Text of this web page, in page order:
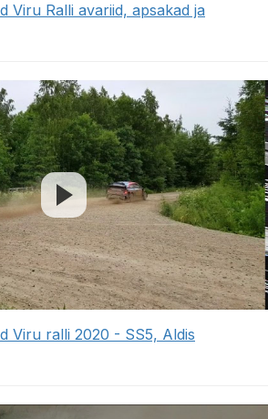
Viru Ralli avariid, apsakad ja
Viru ralli 2020 - SS5, Aldis